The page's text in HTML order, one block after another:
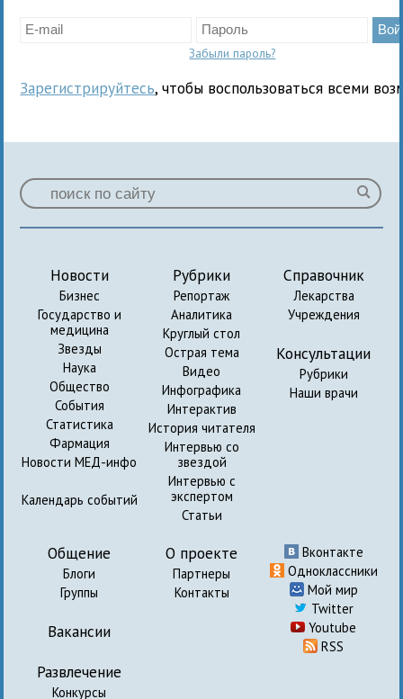
Забыли пароль?
Зарегистрируйтесь, чтобы воспользоваться всеми
Новости
Бизнес
Государство и
медицина
Звезды
Наука
Общество
События
Статистика
Фармация
Новости МЕД-инфо
Календарь событий
Рубрики
Репортаж
Аналитика
Круглый стол
Острая тема
Видео
Инфографика
Интерактив
История читателя
Интервью со
звездой
Интервью с
экспертом
Статьи
Справочник
Лекарства
Учреждения
Консультации
Рубрики
Наши врачи
Общение
Блоги
Группы
Вакансии
Развлечение
Конкурсы
О проекте
Партнеры
Контакты
Вконтакте
Одноклассники
Мой мир
Twitter
Youtube
RSS